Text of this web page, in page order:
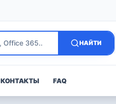
НАЙТИ
КОНТАКТЫ FAQ